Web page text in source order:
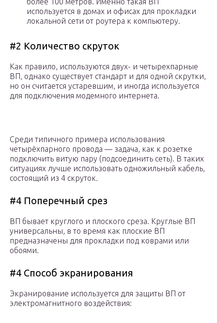
используется в домах и офисах для прокладки
локальной сети от роутера к компьютеру.
#2 Количество скруток
Как правило, используются двух- и четырехпарные
ВП, однако существует стандарт и для одной скрутки,
но он считается устаревшим, и иногда используется
для подключения модемного интернета.
Среди типичного примера использования
четырёхпарного провода — задача, как к розетке
подключить витую пару (подсоединить сеть). В таких
ситуациях лучше использовать одножильный кабель,
состоящий из 4 скруток.
#4 Поперечный срез
ВП бывает круглого и плоского среза. Круглые ВП
универсальны, в то время как плоские ВП
предназначены для прокладки под коврами или
обоями.
#4 Способ экранирования
Экранирование используется для защиты ВП от
электромагнитного воздействия: